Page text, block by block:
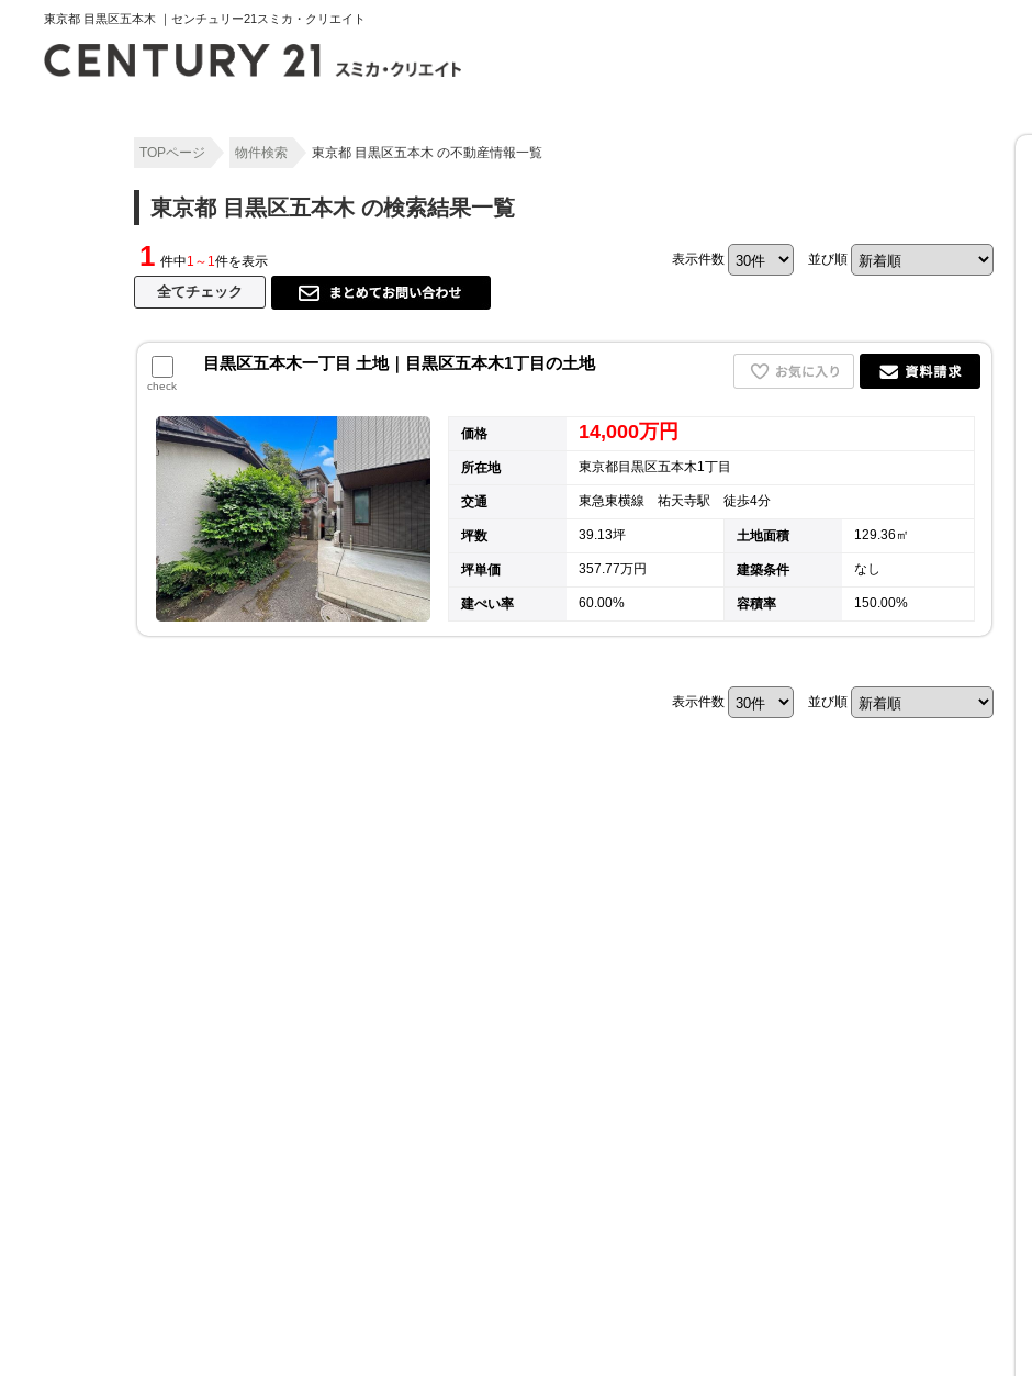
東京都 目黒区五本木 ｜センチュリー21スミカ・クリエイト
渋谷オフィス（本社）
スタッフ紹介
TOPページ 物件検索 東京都 目黒区五本木 の不動産情報一覧
東京都 目黒区五本木 の検索結果一覧
1 件中1～1件を表示 表示件数 並び順
check
目黒区五本木一丁目 土地｜目黒区五本木1丁目の土地
価格 14,000万円
所在地 東京都目黒区五本木1丁目
交通 東急東横線 祐天寺駅 徒歩4分
坪数 39.13坪 土地面積 129.36㎡
坪単価 357.77万円 建築条件 なし
建ぺい率 60.00% 容積率 150.00%
表示件数 並び順